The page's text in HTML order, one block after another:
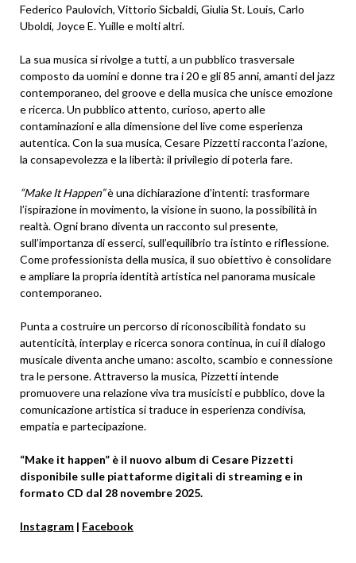
Federico Paulovich, Vittorio Sicbaldi, Giulia St. Louis, Carlo
Uboldi, Joyce E. Yuille e molti altri.
La sua musica si rivolge a tutti, a un pubblico trasversale
composto da uomini e donne tra i 20 e gli 85 anni, amanti del jazz
contemporaneo, del groove e della musica che unisce emozione
e ricerca. Un pubblico attento, curioso, aperto alle
contaminazioni e alla dimensione del live come esperienza
autentica. Con la sua musica, Cesare Pizzetti racconta l’azione,
la consapevolezza e la libertà: il privilegio di poterla fare.
“Make It Happen”è una dichiarazione d’intenti: trasformare
l’ispirazione in movimento, la visione in suono, la possibilità in
realtà. Ogni brano diventa un racconto sul presente,
sull’importanza di esserci, sull’equilibrio tra istinto e riflessione.
Come professionista della musica, il suo obiettivo è consolidare
e ampliare la propria identità artistica nel panorama musicale
contemporaneo.
Punta a costruire un percorso di riconoscibilità fondato su
autenticità, interplay e ricerca sonora continua, in cui il dialogo
musicale diventa anche umano: ascolto, scambio e connessione
tra le persone. Attraverso la musica, Pizzetti intende
promuovere una relazione viva tra musicisti e pubblico, dove la
comunicazione artistica si traduce in esperienza condivisa,
empatia e partecipazione.
“Make it happen” è il nuovo album di Cesare Pizzetti
disponibile sulle piattaforme digitali di streaming e in
formato CD dal 28 novembre 2025.
Instagram | Facebook